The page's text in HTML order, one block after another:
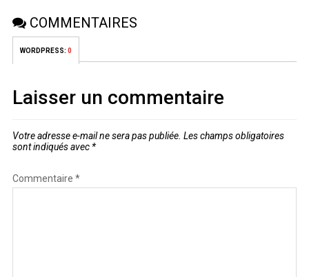
COMMENTAIRES
WORDPRESS: 0
Laisser un commentaire
Votre adresse e-mail ne sera pas publiée. Les champs obligatoires
sont indiqués avec *
Commentaire *